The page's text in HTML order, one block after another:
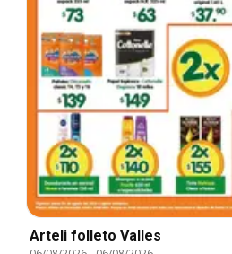
Arteli folleto Valles